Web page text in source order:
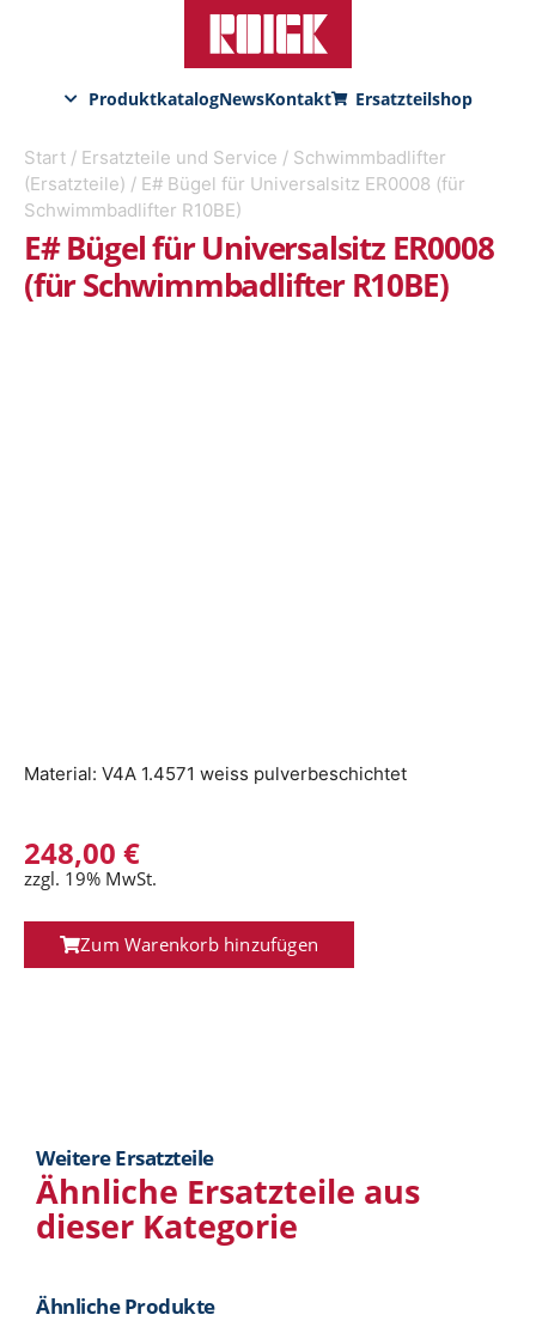
ProduktkatalogNewsKontakt Ersatzteilshop
Start / Ersatzteile und Service / Schwimmbadlifter
(Ersatzteile) / E# Bügel für Universalsitz ER0008 (für
Schwimmbadlifter R10BE)
E# Bügel für Universalsitz ER0008
(für Schwimmbadlifter R10BE)
Material: V4A 1.4571 weiss pulverbeschichtet
248,00 €
zzgl. 19% MwSt.
Zum Warenkorb hinzufügen
Weitere Ersatzteile
Ähnliche Ersatzteile aus
dieser Kategorie
Ähnliche Produkte